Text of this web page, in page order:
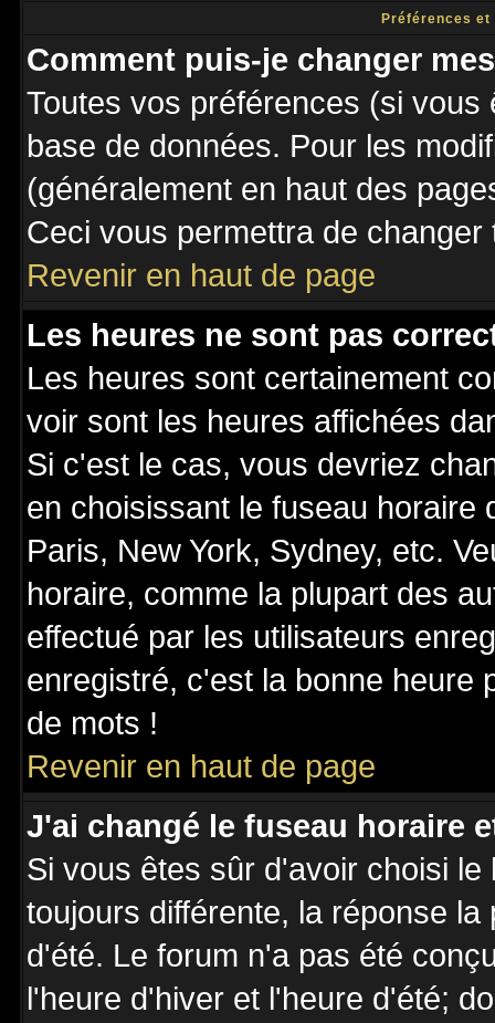
Préférences
Comment puis-je changer
Toutes vos préférences (si
base de données. Pour les
(généralement en haut des
Ceci vous permettra de
Revenir en haut de page
Les heures ne sont pas
Les heures sont certainement
voir sont les heures affichées
Si c'est le cas, vous devriez
en choisissant le fuseau horaire
Paris, New York, Sydney, etc.
horaire, comme la plupart des
effectué par les utilisateurs
enregistré, c'est la bonne heure
de mots !
Revenir en haut de page
J'ai changé le fuseau horaire
Si vous êtes sûr d'avoir choisi
toujours différente, la réponse
d'été. Le forum n'a pas été
l'heure d'hiver et l'heure d'été;